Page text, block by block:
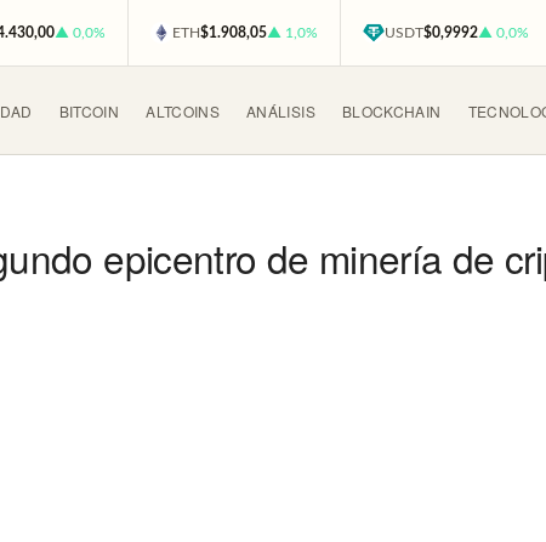
▲ 0,0% ETH$1.908,05▲ 1,0% USDT$0,9992▲ 0,0%
BITCOIN ALTCOINS ANÁLISIS BLOCKCHAIN
epicentro de minería de